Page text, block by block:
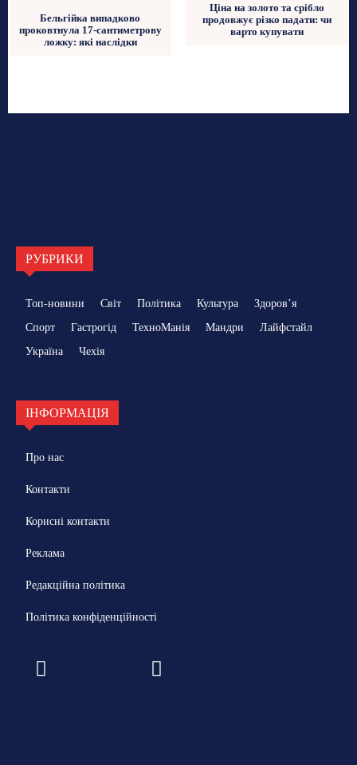
Бельгійка випадково
проковтнула 17-сантиметрову
ложку: які наслідки
Ціна на золото та срібло
продовжує різко падати: чи
варто купувати
РУБРИКИ
Топ-новини Світ Політика Культура
Здоровʼя
Спорт
Гастрогід ТехноМанія Мандри
Лайфстайл
Україна
Чехія
ІНФОРМАЦІЯ
Про нас
Контакти
Корисні контакти
Реклама
Редакційна політика
Політика конфіденційності